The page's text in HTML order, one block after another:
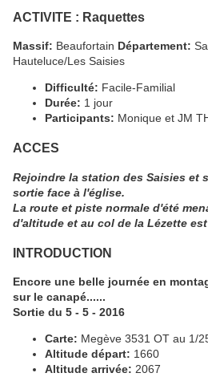
ACTIVITE : Raquettes
Massif: Beaufortain Département:
Hauteluce/Les Saisies
Difficulté: Facile-Familial
Durée: 1 jour
Participants: Monique et JM
ACCES
Rejoindre la station des Saisies et
sortie face à l'église.
La route et piste normale d'été
d'altitude et au col de la Lézette
INTRODUCTION
Encore une belle journée en
sur le canapé......
Sortie du 5 - 5 - 2016
Carte: Megève 3531 OT au 1/
Altitude départ: 1660
Altitude arrivée: 2067